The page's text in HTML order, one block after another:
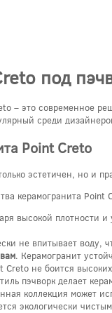
под
– это современное
среди
Point Creto
эстетичен, но и
керамогранита Point
высокой плотности
не впитывает воду,
. Керамогранит
Creto не боится
пэчворк делает
коллекция может
экологически